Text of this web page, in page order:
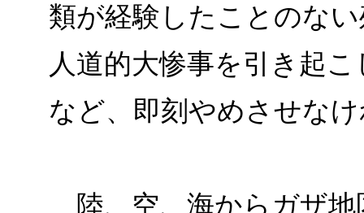
類が経験したことのな
人道的大惨事を引き起
など、即刻やめさせな
陸、空、海からガザ地